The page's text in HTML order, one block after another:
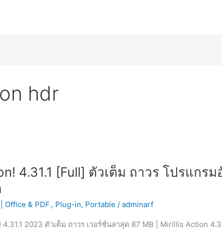
hdr
4.31.1 [Full] ตัวเต็ม ถาวร โปรแกรม
| Office & PDF., Plug-in, Portable /adminarf
2023 ตัวเต็ม ถาวร เวอร์ชั่นล่าสุด 87 MB | Mirillis Action